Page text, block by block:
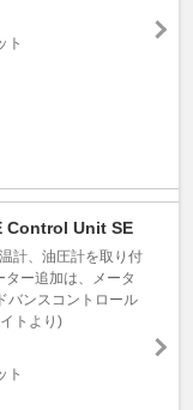
ト
Control Unit SE
計、油圧計を取り付
ー追加は、メータ
バンスコントロール
トより)
ト